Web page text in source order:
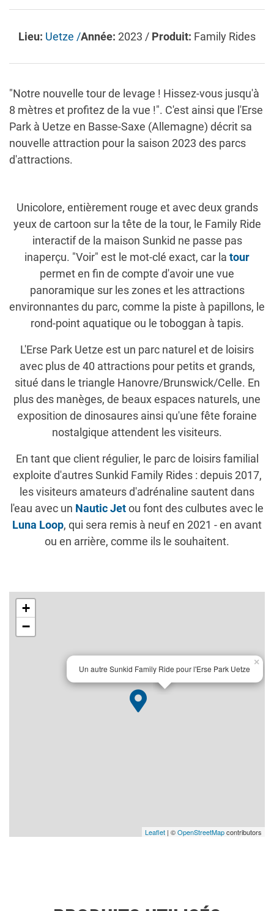
Lieu: Uetze /Année: 2023 / Produit: Family Rides
"Notre nouvelle tour de levage ! Hissez-vous jusqu'à
8 mètres et profitez de la vue !". C'est ainsi que l'Erse
Park à Uetze en Basse-Saxe (Allemagne) décrit sa
nouvelle attraction pour la saison 2023 des parcs
d'attractions.
Unicolore, entièrement rouge et avec deux grands
yeux de cartoon sur la tête de la tour, le Family Ride
interactif de la maison Sunkid ne passe pas
inaperçu. "Voir" est le mot-clé exact, car la tour
permet en fin de compte d'avoir une vue
panoramique sur les zones et les attractions
environnantes du parc, comme la piste à papillons, le
rond-point aquatique ou le toboggan à tapis.
L'Erse Park Uetze est un parc naturel et de loisirs
avec plus de 40 attractions pour petits et grands,
situé dans le triangle Hanovre/Brunswick/Celle. En
plus des manèges, de beaux espaces naturels, une
exposition de dinosaures ainsi qu'une fête foraine
nostalgique attendent les visiteurs.
En tant que client régulier, le parc de loisirs familial
exploite d'autres Sunkid Family Rides : depuis 2017,
les visiteurs amateurs d'adrénaline sautent dans
l'eau avec un Nautic Jetou font des culbutes avec le
Luna Loop, qui sera remis à neuf en 2021 - en avant
ou en arrière, comme ils le souhaitent.
Un autre Sunkid Family Ride pour l'Erse Park Uetze
×
+
−
Leaflet | ©OpenStreetMapcontributors